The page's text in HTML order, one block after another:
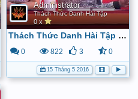
Administrator
Thách Thức Danh Hài Tập
0 x
Thách Thức Danh Hài Tập 7 (27/5/2015) - Full HD - YouTube
0 822 3 0
15 Tháng 5 2016